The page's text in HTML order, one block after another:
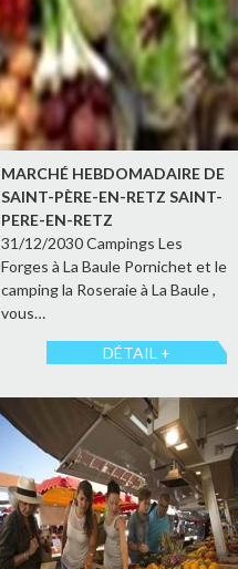
MARCHÉ HEBDOMADAIRE DE
SAINT-PÈRE-EN-RETZ SAINT-
PERE-EN-RETZ
31/12/2030 Campings Les
Forges à La Baule Pornichet et le
camping la Roseraie à La Baule ,
vous…
DÉTAIL +